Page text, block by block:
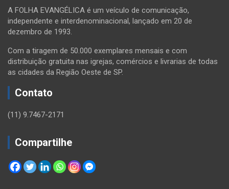
A FOLHA EVANGÉLICA é um veículo de comunicação,
independente e interdenominacional, lançado em 20 de
dezembro de 1993.
Com a tiragem de 50.000 exemplares mensais e com
distribuição gratuita nas igrejas, comércios e livrarias de todas
as cidades da Região Oeste de SP.
Contato
(11) 9.7467-2171
Compartilhe